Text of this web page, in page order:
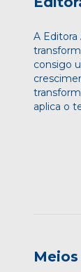
A Editora
consigo
aplica o